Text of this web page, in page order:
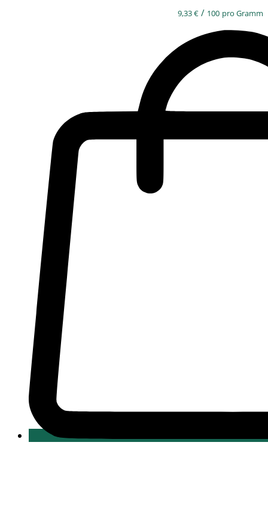
9,33€ / 100 pro Gramm